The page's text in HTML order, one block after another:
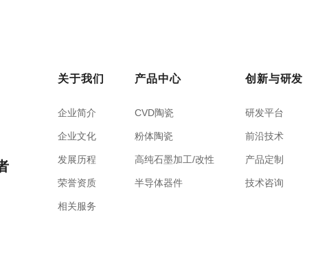
关于我们
企业简介
企业文化
发展历程
荣誉资质
相关服务
产品中心
CVD陶瓷
粉体陶瓷
高纯石墨加工/改性
半导体器件
创新与研发
研发平台
前沿技术
产品定制
技术咨询